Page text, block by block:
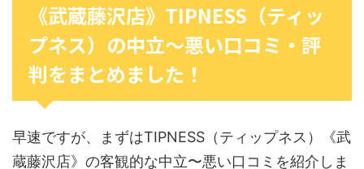
《武蔵藤沢店》TIPNESS（ティッ
プネス）の中立〜悪い口コミ・評
判をまとめました！
早速ですが、まずはTIPNESS（ティップネス）《武
蔵藤沢店》の客観的な中立〜悪い口コミを紹介しま